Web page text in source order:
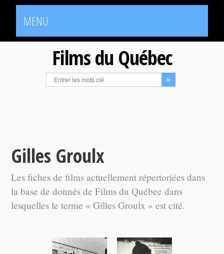
MENU
Films du Québec
Gilles Groulx
Les fiches de films actuellement répertoriées dans
la base de donnés de Films du Québec dans
lesquelles le terme « Gilles Groulx » est cité.